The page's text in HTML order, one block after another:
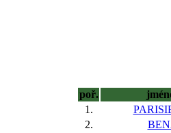
poř.
1.
2.